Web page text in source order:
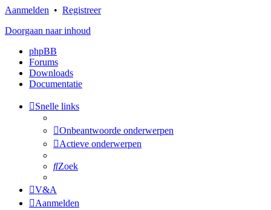
Aanmelden • Registreer
Doorgaan naar inhoud
phpBB
Forums
Downloads
Documentatie
Snelle links
Onbeantwoorde onderwerpen
Actieve onderwerpen
Zoek
V&A
Aanmelden